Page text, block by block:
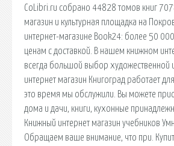
CoLibri.ru собрано 44828 томов книг
магазин и культурная площадка на
интернет-магазине Book24: более 50
ценам с доставкой. В нашем книжном
всегда большой выбор художественной
интернет магазин Книгоград работает
это время мы обслужили. Вы можете
дома и дачи, книги, кухонные
Книжный интернет магазин учебников
Обращаем ваше внимание, что при.